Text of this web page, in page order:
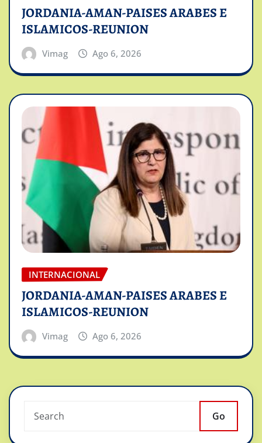
JORDANIA-AMAN-PAISES ARABES E
ISLAMICOS-REUNION
Vimag Ago 6, 2026
INTERNACIONAL
JORDANIA-AMAN-PAISES ARABES E
ISLAMICOS-REUNION
Vimag Ago 6, 2026
Go